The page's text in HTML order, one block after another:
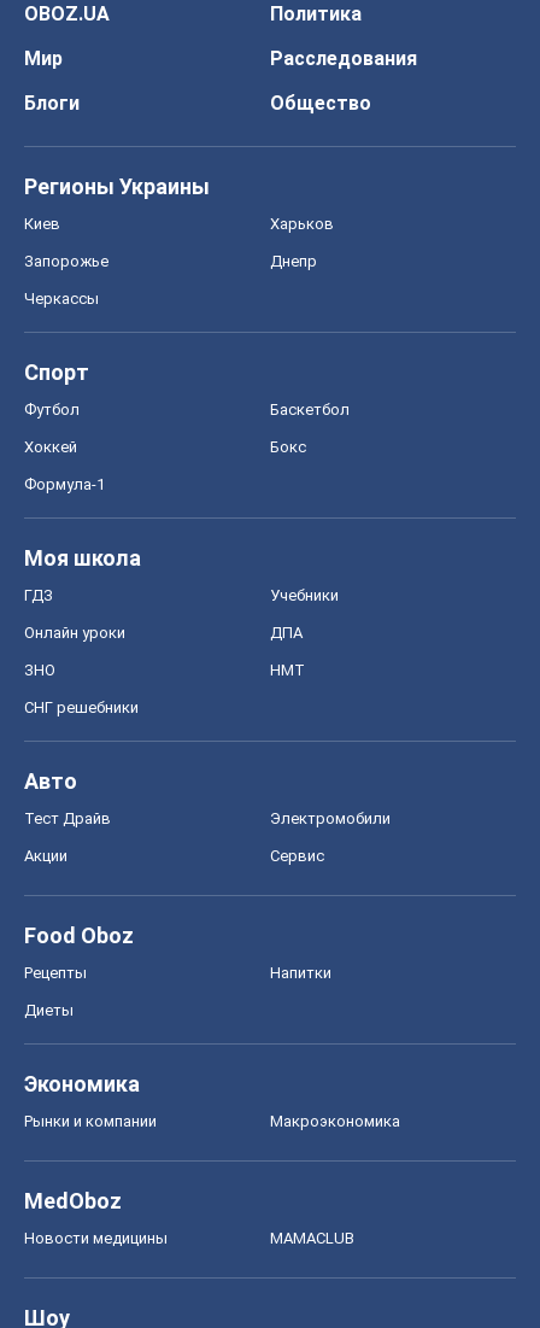
OBOZ.UA
Политика
Мир
Расследования
Блоги
Общество
Регионы Украины
Киев Харьков
Запорожье Днепр
Черкассы
Спорт
Футбол Баскетбол
Хоккей Бокс
Формула-1
Моя школа
ГДЗ Учебники
Онлайн уроки ДПА
ЗНО НМТ
СНГ решебники
Авто
Тест Драйв Электромобили
Акции Сервис
Food Oboz
Рецепты Напитки
Диеты
Экономика
Рынки и компании Mакроэкономика
MedOboz
Новости медицины MAMACLUB
Шоу